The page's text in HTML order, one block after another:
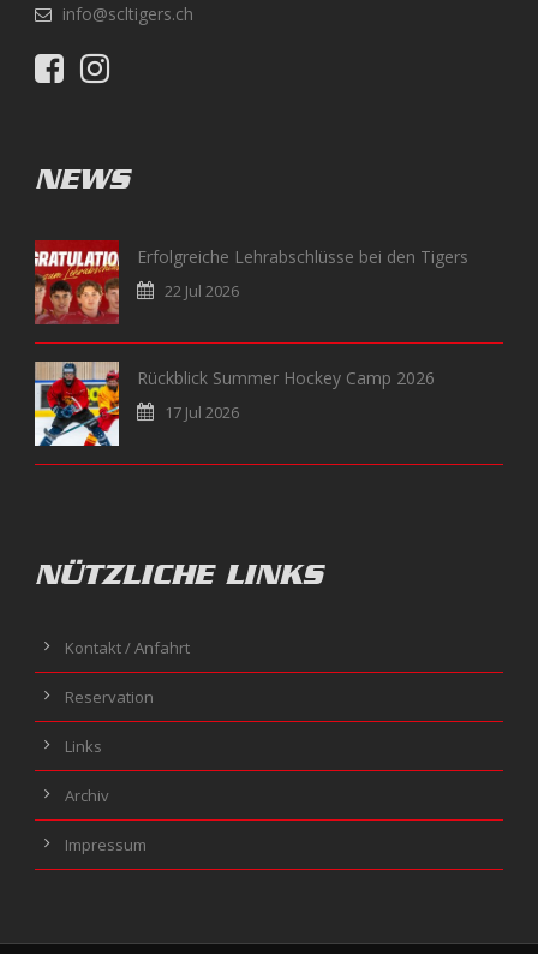
info@scltigers.ch
NEWS
Erfolgreiche Lehrabschlüsse bei den Tigers
22 Jul 2026
Rückblick Summer Hockey Camp 2026
17 Jul 2026
NÜTZLICHE LINKS
Kontakt / Anfahrt
Reservation
Links
Archiv
Impressum